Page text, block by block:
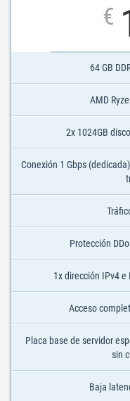
€
64 GB
AMD
2x 1024GB
Conexión 1 Gbps
Protección
1x dirección IPv4
Acceso
Placa base de servidor
sin
Baja